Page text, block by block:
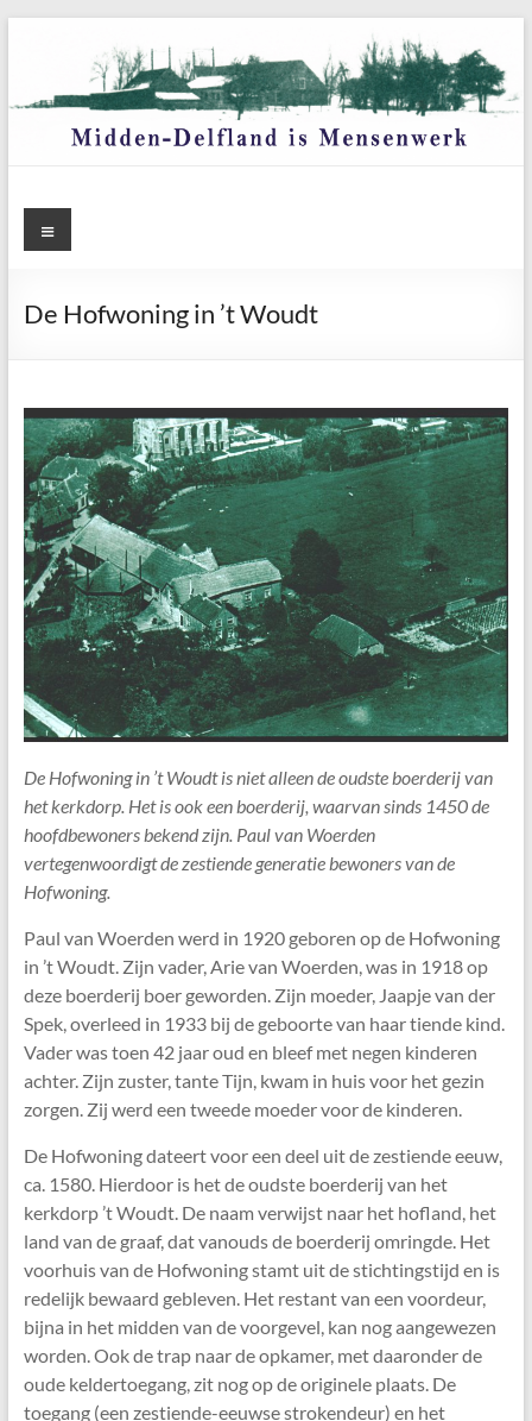
inhoud
Menu
De Hofwoning in ’t Woudt
De Hofwoning in ’t Woudt is niet alleen de oudste boerderij van
het kerkdorp. Het is ook een boerderij, waarvan sinds 1450 de
hoofdbewoners bekend zijn. Paul van Woerden
vertegenwoordigt de zestiende generatie bewoners van de
Hofwoning.
Paul van Woerden werd in 1920 geboren op de Hofwoning
in ’t Woudt. Zijn vader, Arie van Woerden, was in 1918 op
deze boerderij boer geworden. Zijn moeder, Jaapje van der
Spek, overleed in 1933 bij de geboorte van haar tiende kind.
Vader was toen 42 jaar oud en bleef met negen kinderen
achter. Zijn zuster, tante Tijn, kwam in huis voor het gezin
zorgen. Zij werd een tweede moeder voor de kinderen.
De Hofwoning dateert voor een deel uit de zestiende eeuw,
ca. 1580. Hierdoor is het de oudste boerderij van het
kerkdorp ’t Woudt. De naam verwijst naar het hofland, het
land van de graaf, dat vanouds de boerderij omringde. Het
voorhuis van de Hofwoning stamt uit de stichtingstijd en is
redelijk bewaard gebleven. Het restant van een voordeur,
bijna in het midden van de voorgevel, kan nog aangewezen
worden. Ook de trap naar de opkamer, met daaronder de
oude keldertoegang, zit nog op de originele plaats. De
toegang (een zestiende-eeuwse strokendeur) en het